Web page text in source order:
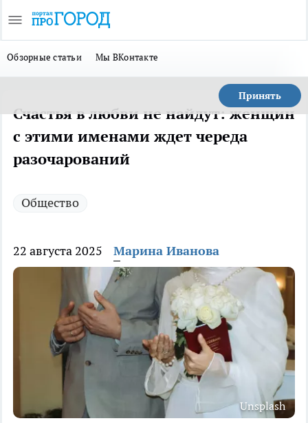
Обзорные статьи Мы ВКонтакте
Принять
Счастья в любви не найдут: женщин
с этими именами ждет череда
разочарований
Общество
22 августа 2025 Марина Иванова
Unsplash